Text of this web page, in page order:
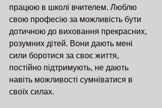
працюю в школі вчителем. Люблю
свою професію за можливість бути
дотичною до виховання прекрасних,
розумних дітей. Вони дають мені
сили боротися за своє життя,
постійно підтримують, не дають
навіть можливості сумніватися в
своїх силах.